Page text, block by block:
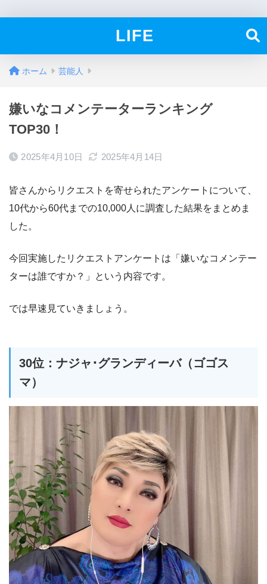
LIFE
ホーム 芸能人
嫌いなコメンテーターランキング
TOP30！
2025年4月10日 2025年4月14日
皆さんからリクエストを寄せられたアンケートについて、
10代から60代までの10,000人に調査した結果をまとめま
した。
今回実施したリクエストアンケートは「嫌いなコメンテー
ターは誰ですか？」という内容です。
では早速見ていきましょう。
30位：ナジャ･グランディーバ（ゴゴス
マ）